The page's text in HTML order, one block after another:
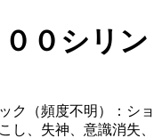
ク（頻度不明）：ショ
し、失神、意識消失、
０シリン